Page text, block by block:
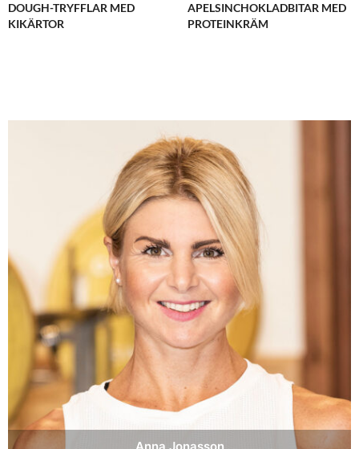
DOUGH-TRYFFLAR MED
KIKÄRTOR
APELSINCHOKLADBITAR MED
PROTEINKRÄM